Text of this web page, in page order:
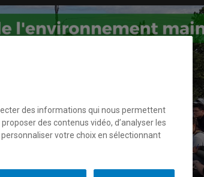
des informations qui nous permettent
des contenus vidéo, d’analyser les
votre choix en sélectionnant